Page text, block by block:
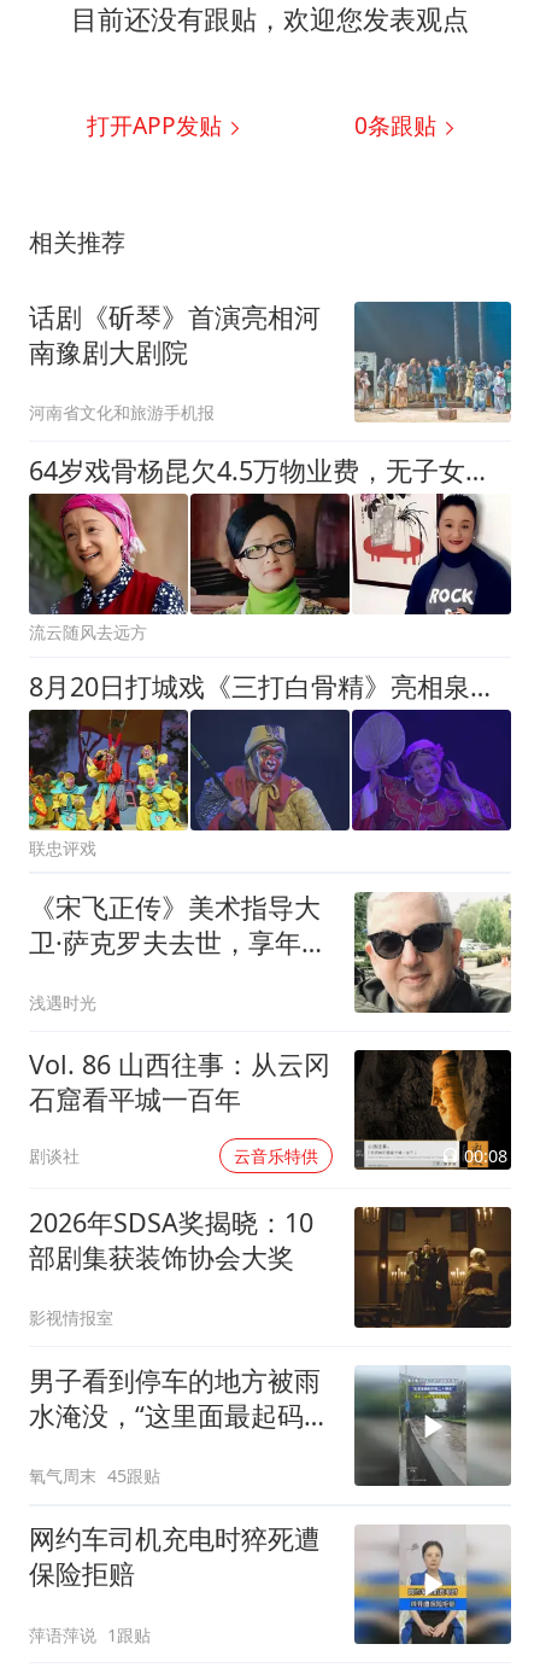
目前还没有跟贴，欢迎您发表观点
打开APP发贴 0条跟贴
相关推荐
话剧《斫琴》首演亮相河
南豫剧大剧院
河南省文化和旅游手机报
64岁戏骨杨昆欠4.5万物业费，无子女月收入仅2500元
流云随风去远方
8月20日打城戏《三打白骨精》亮相泉州大剧院
联忠评戏
《宋飞正传》美术指导大
卫·萨克罗夫去世，享年81
浅遇时光
Vol. 86 山西往事：从云冈
石窟看平城一百年
剧谈社 云音乐特供 00:08
2026年SDSA奖揭晓：10
部剧集获装饰协会大奖
影视情报室
男子看到停车的地方被雨
水淹没，“这里面最起码有
况保险赔吗
氧气周末 45跟贴
网约车司机充电时猝死遭
保险拒赔
萍语萍说 1跟贴